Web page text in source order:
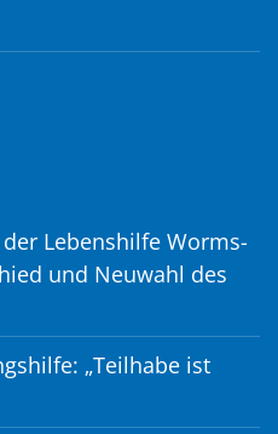
Lebenshilfe Worms-
und Neuwahl des
„Teilhabe ist